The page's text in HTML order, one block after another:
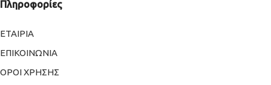
Πληροφορίες
ΕΤΑΙΡΙΑ
ΕΠΙΚΟΙΝΩΝΙΑ
ΟΡΟΙ ΧΡΗΣΗΣ